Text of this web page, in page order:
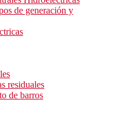
de generación y
residuales
de barros